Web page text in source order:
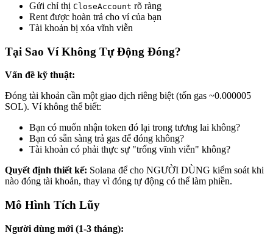
Gửi chỉ thị CloseAccount rõ ràng
Rent được hoàn trả cho ví của bạn
Tài khoản bị xóa vĩnh viễn
Tại Sao Ví Không Tự Động Đóng?
Vấn đề kỹ thuật:
Đóng tài khoản cần một giao dịch riêng biệt (tốn gas ~0.000005
SOL). Ví không thể biết:
Bạn có muốn nhận token đó lại trong tương lai không?
Bạn có sẵn sàng trả gas để đóng không?
Tài khoản có phải thực sự "trống vĩnh viễn" không?
Quyết định thiết kế: Solana để cho NGƯỜI DÙNG kiểm soát khi
nào đóng tài khoản, thay vì đóng tự động có thể làm phiền.
Mô Hình Tích Lũy
Người dùng mới (1-3 tháng):